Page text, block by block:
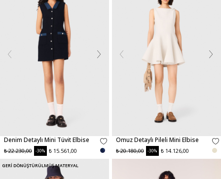
Denim Detaylı Mini Tüvit Elbise
₺ 22.230,00 -30% ₺ 15.561,00
Omuz Detaylı Pileli Mini Elbise
₺ 20.180,00 -30% ₺ 14.126,00
GERİ DÖNÜŞTÜRÜLMÜŞ MATERYAL